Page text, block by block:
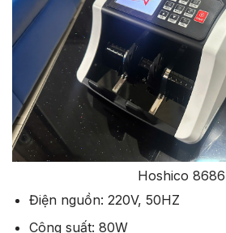
Hoshico 8686
Điện nguồn: 220V, 50HZ
Công suất: 80W